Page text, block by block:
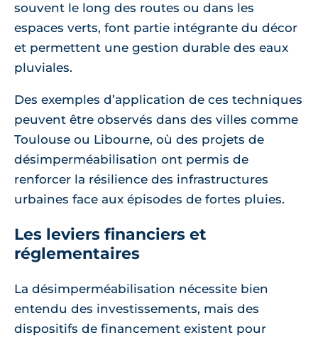
souvent le long des routes ou dans les
espaces verts, font partie intégrante du décor
et permettent une gestion durable des eaux
pluviales.
Des exemples d’application de ces techniques
peuvent être observés dans des villes comme
Toulouse ou Libourne, où des projets de
désimperméabilisation ont permis de
renforcer la résilience des infrastructures
urbaines face aux épisodes de fortes pluies.
Les leviers financiers et
réglementaires
La désimperméabilisation nécessite bien
entendu des investissements, mais des
dispositifs de financement existent pour